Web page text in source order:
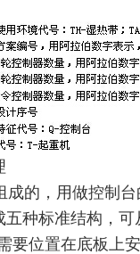
的，用做控制
种标准结构，
要位置在底板上